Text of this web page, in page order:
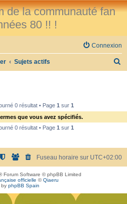
de la communauté fan
80 !! !
Connexion
Sujets actifs
e
0 résultat • Page 1 sur 1
que vous avez spécifiés.
0 résultat • Page 1 sur 1
Fuseau horaire sur UTC+02:00
Forum Software © phpBB Limited
officielle ©Qiaeru
by phpBB Spain